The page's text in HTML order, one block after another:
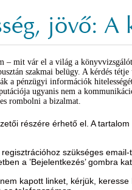
jövő:
– mit vár el a világ a
szakmai belügy. A kérdés
a pénzügyi információk
ugyanis nem a
rombolni a bizalmat.
részére érhető el. A
szükséges
a ’Bejelentkezés’ gombra
kapott linket, kérjük,